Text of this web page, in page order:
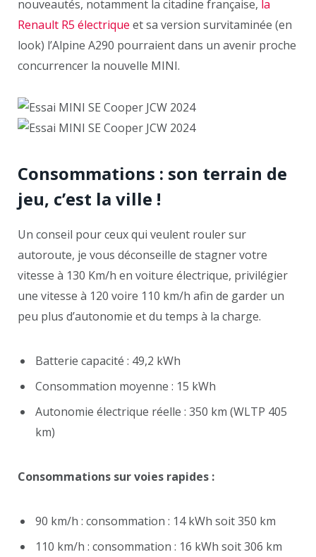
nouveautés, notamment la citadine française, la
Renault R5 électrique et sa version survitaminée (en
look) l’Alpine A290 pourraient dans un avenir proche
concurrencer la nouvelle MINI.
Consommations : son terrain de
jeu, c’est la ville !
Un conseil pour ceux qui veulent rouler sur
autoroute, je vous déconseille de stagner votre
vitesse à 130 Km/h en voiture électrique, privilégier
une vitesse à 120 voire 110 km/h afin de garder un
peu plus d’autonomie et du temps à la charge.
Batterie capacité : 49,2 kWh
Consommation moyenne : 15 kWh
Autonomie électrique réelle : 350 km (WLTP 405
km)
Consommations sur voies rapides :
90 km/h : consommation : 14 kWh soit 350 km
110 km/h : consommation : 16 kWh soit 306 km